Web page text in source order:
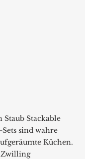
Stackable
sind wahre
Küchen.
Zwilling